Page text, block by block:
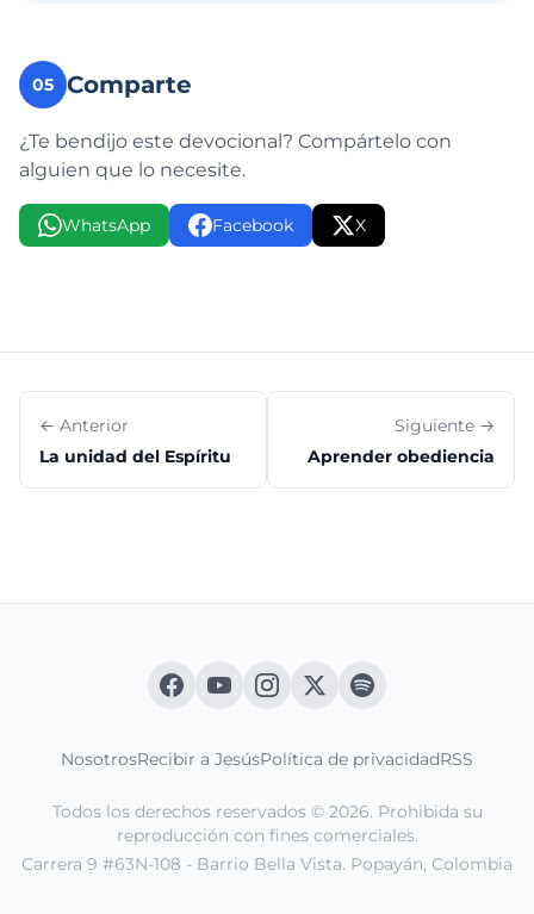
05 Comparte
¿Te bendijo este devocional? Compártelo con
alguien que lo necesite.
WhatsApp Facebook X
← Anterior
La unidad del Espíritu
Siguiente →
Aprender obediencia
NosotrosRecibir a JesúsPolítica de privacidadRSS
Todos los derechos reservados © 2026. Prohibida su
reproducción con fines comerciales.
Carrera 9 #63N-108 - Barrio Bella Vista. Popayán, Colombia